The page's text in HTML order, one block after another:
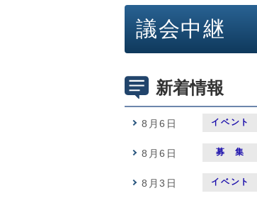
議会中継
新着情報
8月6日 イベント
8月6日 募 集
8月3日 イベント